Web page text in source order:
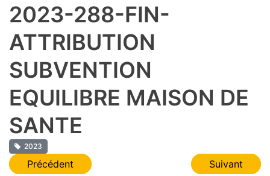
2023-288-FIN-
ATTRIBUTION
SUBVENTION
EQUILIBRE MAISON DE
SANTE
2023
Navigation
Précédent Suivant